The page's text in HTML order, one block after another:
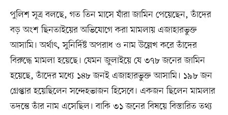
পুলিশ সূত্র বলছে, গত তিন মাসে যাঁরা জামিন পেয়েছেন, তাঁদের
বড় অংশ ছিনতাইয়ের অভিযোগে করা মামলায় এজাহারভুক্ত
আসামি। অর্থাৎ, সুনির্দিষ্ট অপরাধ ও নাম উল্লেখ করে তাঁদের
বিরুদ্ধে মামলা হয়েছে। যেমন জুলাইয়ে যে ৩৭৮ জনের জামিন
হয়েছে, তাঁদের মধ্যে ১৪৮ জনই এজাহারভুক্ত আসামি। ১৯৮ জন
গ্রেপ্তার হয়েছিলেন সন্দেহভাজন হিসেবে। একজন ছিলেন মামলার
তদন্তে তাঁর নাম এসেছিল। বাকি ৩১ জনের বিষয়ে বিস্তারিত তথ্য